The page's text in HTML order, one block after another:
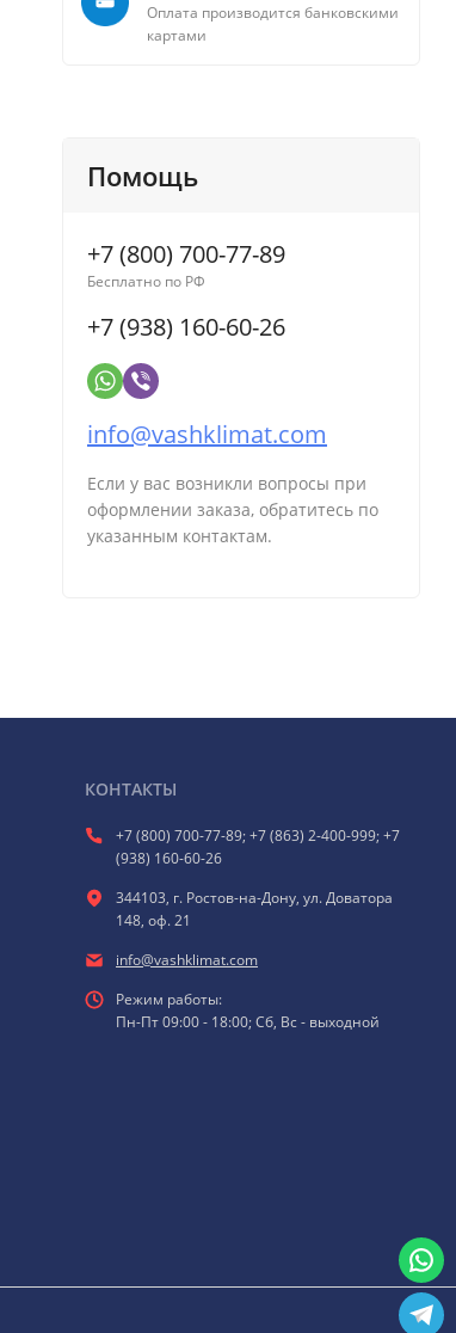
Оплата производится банковскими
картами
Помощь
+7 (800) 700-77-89
Бесплатно по РФ
+7 (938) 160-60-26
info@vashklimat.com
Если у вас возникли вопросы при
оформлении заказа, обратитесь по
указанным контактам.
КОНТАКТЫ
+7 (800) 700-77-89; +7 (863) 2-400-999; +7
(938) 160-60-26
344103, г. Ростов-на-Дону, ул. Доватора
148, оф. 21
info@vashklimat.com
Режим работы:
Пн-Пт 09:00 - 18:00; Сб, Вс - выходной